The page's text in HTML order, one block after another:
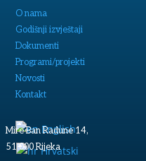
O nama
Godišnji izvještaji
Dokumenti
Programi/projekti
Novosti
Kontakt
English
Hrvatski
Mire Ban Radune 14,
51 000 Rijeka